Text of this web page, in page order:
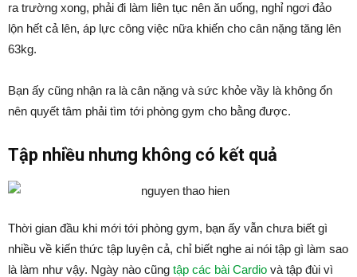
ra trường xong, phải đi làm liên tục nên ăn uống, nghỉ ngơi đảo
lộn hết cả lên, áp lực công việc nữa khiến cho cân nặng tăng lên
63kg.
Bạn ấy cũng nhận ra là cân nặng và sức khỏe vầy là không ổn
nên quyết tâm phải tìm tới phòng gym cho bằng được.
Tập nhiều nhưng không có kết quả
Thời gian đầu khi mới tới phòng gym, bạn ấy vẫn chưa biết gì
nhiều về kiến thức tập luyện cả, chỉ biết nghe ai nói tập gì làm sao
là làm như vậy. Ngày nào cũng tập các bài Cardio và tập đùi vì